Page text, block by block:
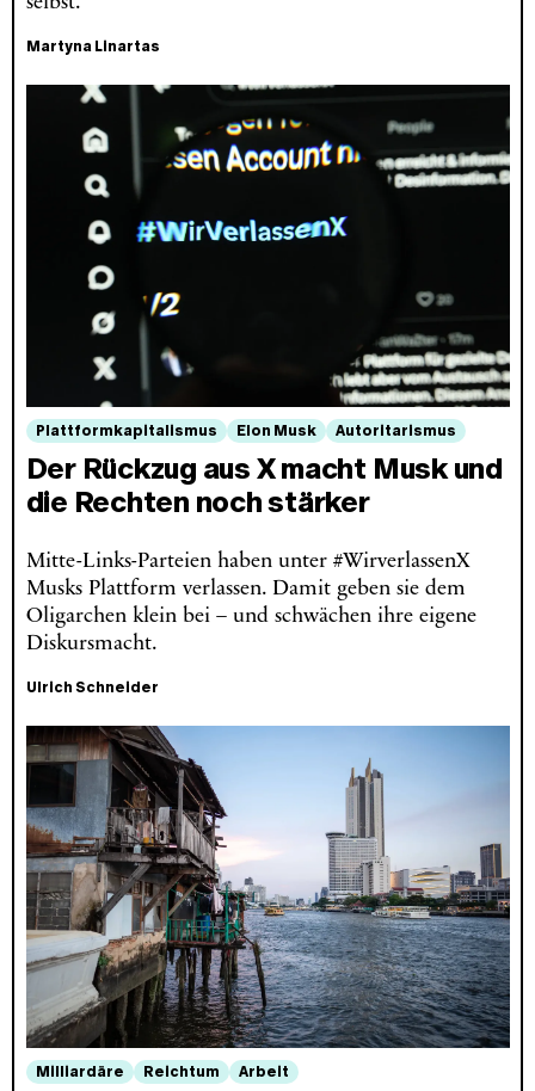
Martyna Linartas
Plattformkapitalismus Elon Musk Autoritarismus
Der Rückzug aus X macht Musk und
die Rechten noch stärker
Mitte-Links-Parteien haben unter #WirverlassenX
Musks Plattform verlassen. Damit geben sie dem
Oligarchen klein bei – und schwächen ihre eigene
Diskursmacht.
Ulrich Schneider
Milliardäre Reichtum Arbeit